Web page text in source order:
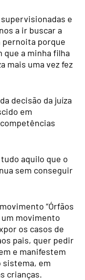
e
a ir buscar a
pernoita porque
que a minha filha
mais uma vez fez
decisão da juíza
em
aquilo que o
sem conseguir
“Órfãos
um movimento
os casos de
pais, quer pedir
e manifestem
sistema, em
crianças.